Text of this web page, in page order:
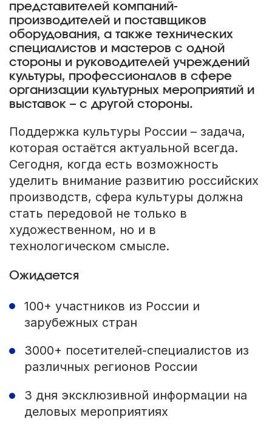
представителей компаний-
производителей и поставщиков
оборудования, а также технических
специалистов и мастеров с одной
стороны и руководителей учреждений
культуры, профессионалов в сфере
организации культурных мероприятий и
выставок – с другой стороны.
Поддержка культуры России – задача,
которая остаётся актуальной всегда.
Сегодня, когда есть возможность
уделить внимание развитию российских
производств, сфера культуры должна
стать передовой не только в
художественном, но и в
технологическом смысле.
Ожидается
100+ участников из России и
зарубежных стран
3000+ посетителей-специалистов из
различных регионов России
3 дня эксклюзивной информации на
деловых мероприятиях